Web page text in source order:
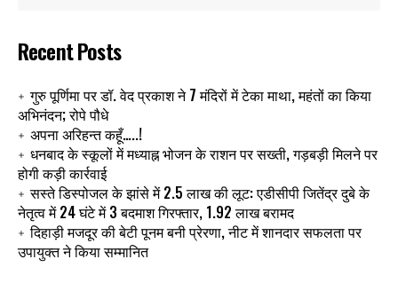
Recent Posts
गुरु पूर्णिमा पर डॉ. वेद प्रकाश ने 7 मंदिरों में टेका माथा, महंतों का किया
अभिनंदन; रोपे पौधे
अपना अरिहन्त कहूँ…..!
धनबाद के स्कूलों में मध्याह्न भोजन के राशन पर सख्ती, गड़बड़ी मिलने पर
होगी कड़ी कार्रवाई
सस्ते डिस्पोजल के झांसे में 2.5 लाख की लूट: एडीसीपी जितेंद्र दुबे के
नेतृत्व में 24 घंटे में 3 बदमाश गिरफ्तार, 1.92 लाख बरामद
दिहाड़ी मजदूर की बेटी पूनम बनी प्रेरणा, नीट में शानदार सफलता पर
उपायुक्त ने किया सम्मानित